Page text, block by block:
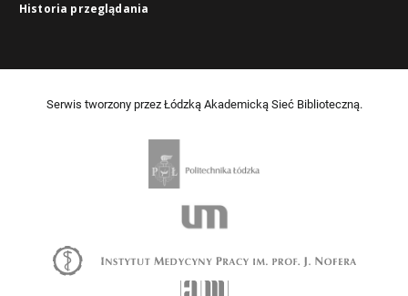
Historia przeglądania
Serwis tworzony przez Łódzką Akademicką Sieć Biblioteczną.